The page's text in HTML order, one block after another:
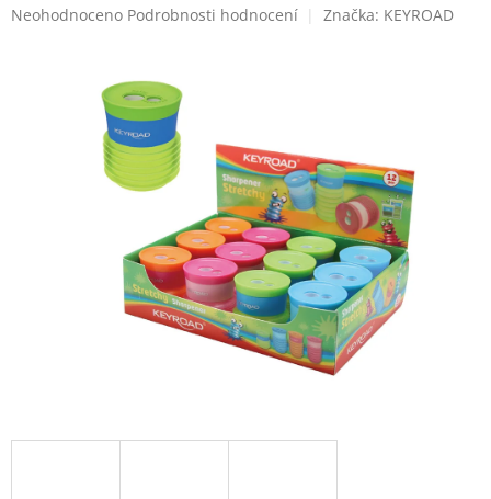
Průměrné
Neohodnoceno Podrobnosti hodnocení Značka: KEYROAD